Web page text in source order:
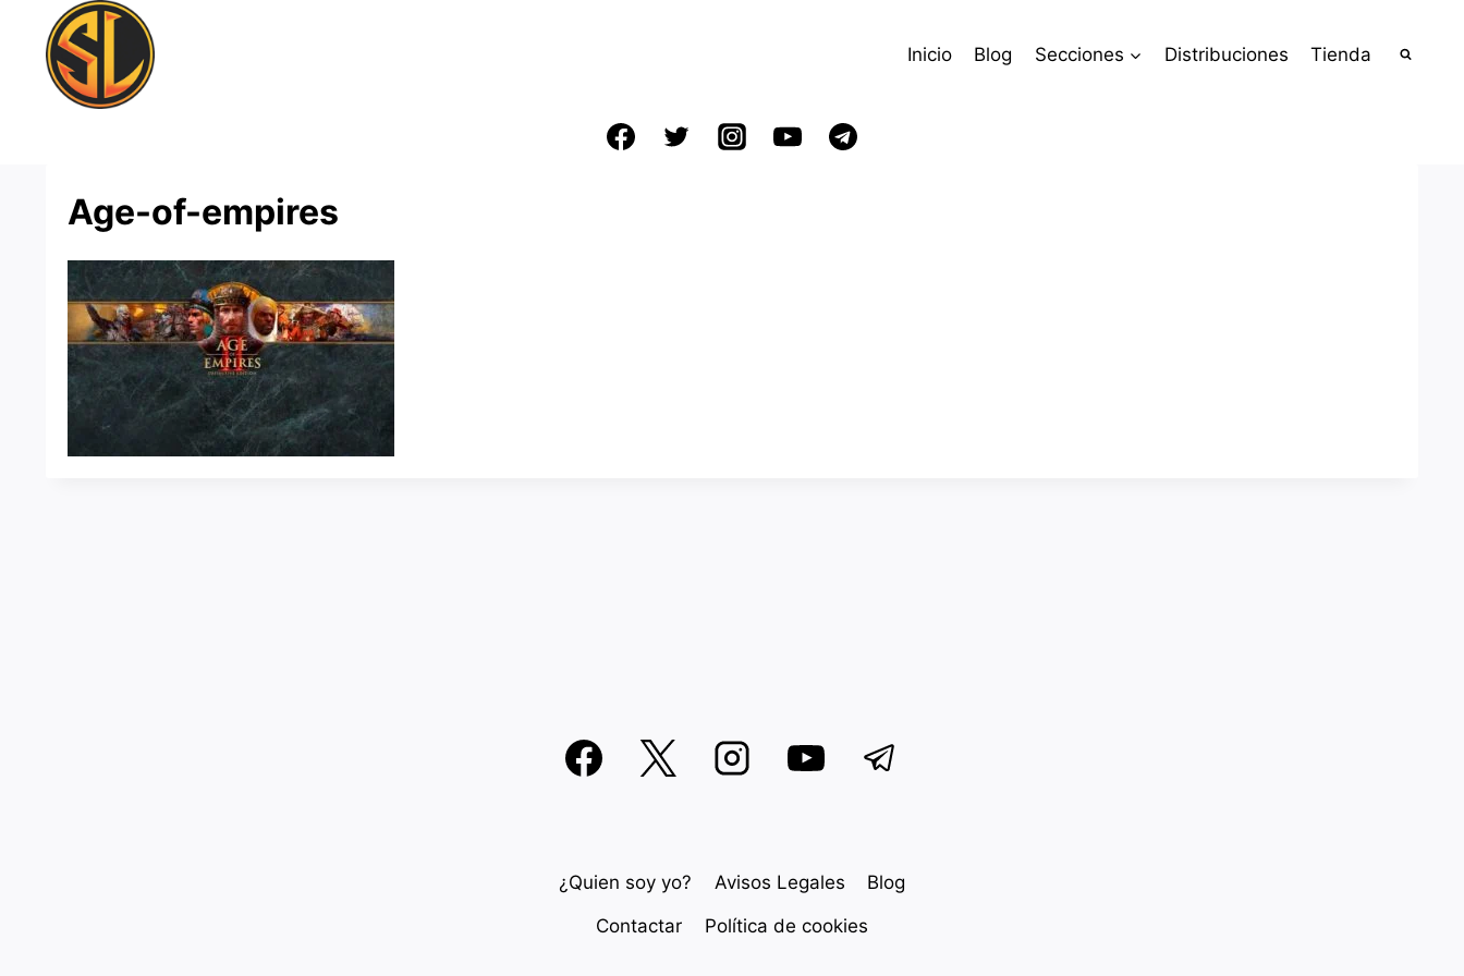
contenido
Inicio Blog Secciones Distribuciones Tienda
Age-of-empires
¿Quien soy yo? Avisos Legales Blog
Contactar Política de cookies